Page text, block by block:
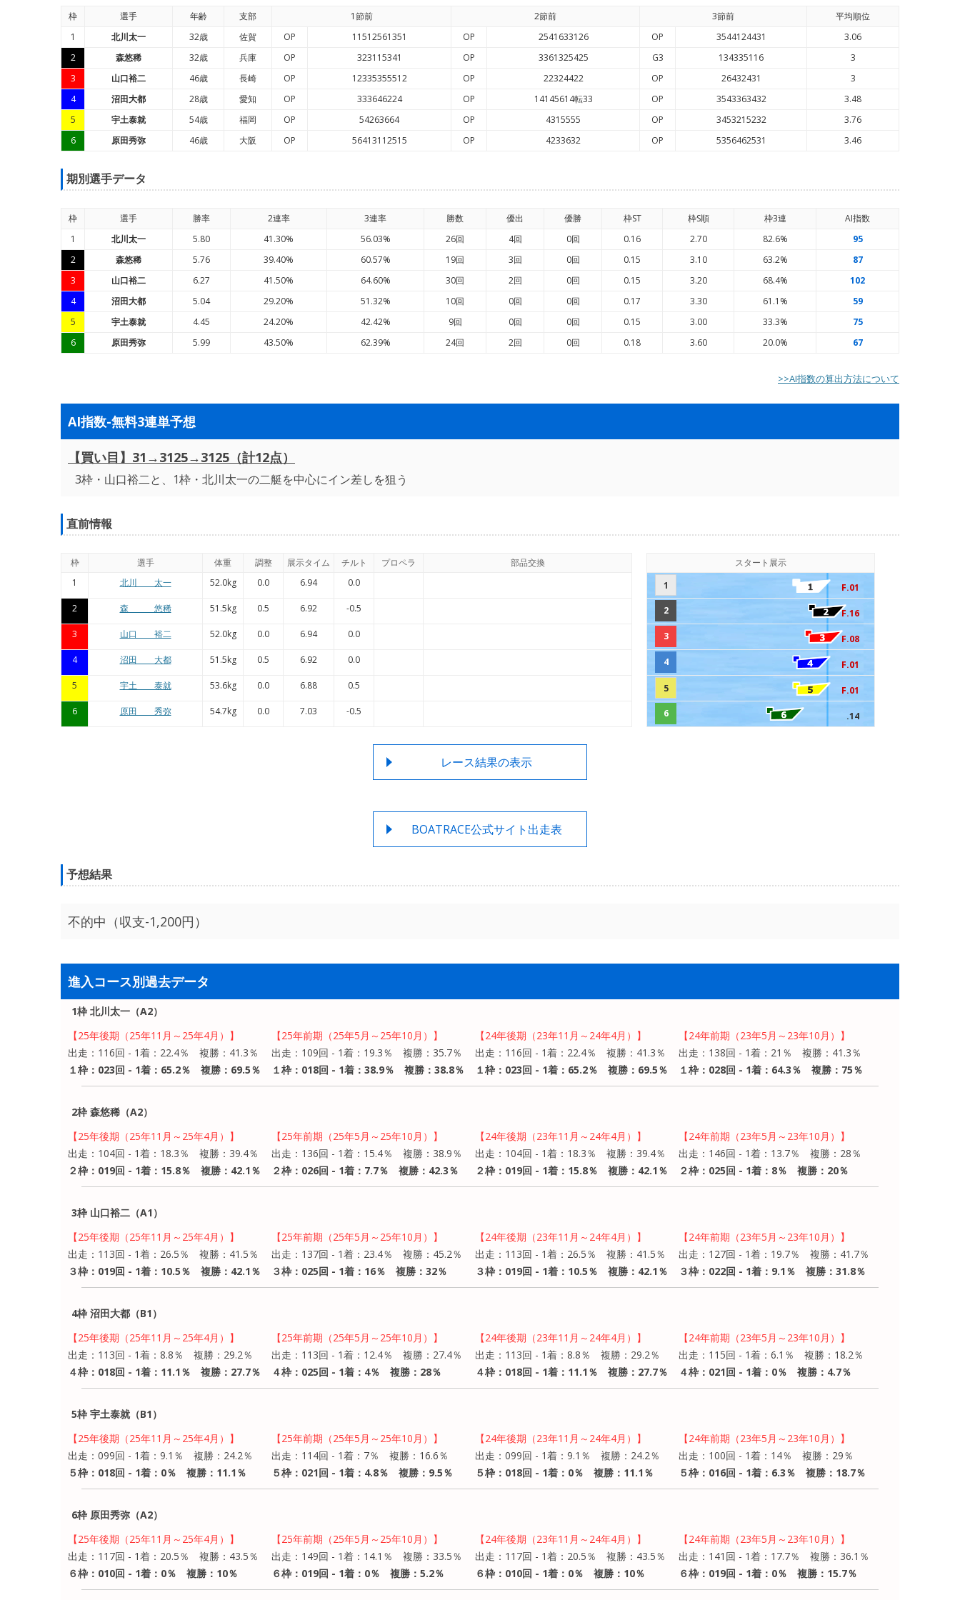
枠 選手 年齢 支部 1節前 2節前 3節前 平均順位
1
北川太一 32歳 佐賀 OP 11512561351 OP 2541633126 OP 3544124431
3.06
2
森悠稀 32歳 兵庫 OP 323115341 OP 3361325425 G3 134335116
3
3
山口裕二 46歳 長崎 OP 12335355512 OP 22324422 OP 26432431
3
4
沼田大都 28歳 愛知 OP 333646224 OP 14145614転33 OP 3543363432
3.48
5
宇土泰就 54歳 福岡 OP 54263664 OP 4315555 OP 3453215232
3.76
6
原田秀弥 46歳 大阪 OP 56413112515 OP 4233632 OP 5356462531 3.46
期別選手データ
枠 選手 勝率 2連率 3連率 勝数 優出 優勝 枠ST 枠S順 枠3連 AI指数
1
北川太一 5.80 41.30% 56.03% 26回 4回 0回 0.16 2.70 82.6%
95
2
森悠稀 5.76 39.40% 60.57% 19回 3回 0回 0.15 3.10 63.2%
87
3
山口裕二 6.27 41.50% 64.60% 30回 2回 0回 0.15 3.20 68.4%
102
4
沼田大都 5.04 29.20% 51.32% 10回 0回 0回 0.17 3.30 61.1%
59
5
宇土泰就 4.45 24.20% 42.42% 9回 0回 0回 0.15 3.00 33.3%
75
6
原田秀弥 5.99 43.50% 62.39% 24回 2回 0回 0.18 3.60 20.0% 67
>>AI指数の算出方法について
AI指数-無料3連単予想
【買い目】31→3125→3125（計12点）
3枠・山口裕二と、1枠・北川太一の二艇を中心にイン差しを狙う
直前情報
枠 選手 体重 調整 展示タイム チルト プロペラ
部品交換
1
北川 太一 52.0kg 0.0 6.94 0.0
2 森 悠稀 51.5kg 0.5 6.92 -0.5
3 山口 裕二 52.0kg 0.0 6.94 0.0
4 沼田 大都 51.5kg 0.5 6.92 0.0
5 宇土 泰就 53.6kg 0.0 6.88 0.5
6 原田 秀弥 54.7kg 0.0 7.03 -0.5
スタート展示
1
F.01
2
F.16
3
F.08
4
F.01
5
F.01
6
.14
レース結果の表示
BOATRACE公式サイト出走表
予想結果
不的中（収支-1,200円）
進入コース別過去データ
1枠 北川太一（A2）
【25年後期（25年11月～25年4月）】
出走：116回 - 1着：22.4％ 複勝：41.3％
１枠：023回 - 1着：65.2％ 複勝：69.5％
【25年前期（25年5月～25年10月）】
出走：109回 - 1着：19.3％ 複勝：35.7％
１枠：018回 - 1着：38.9％ 複勝：38.8％
【24年後期（23年11月～24年4月）】
出走：116回 - 1着：22.4％ 複勝：41.3％
１枠：023回 - 1着：65.2％ 複勝：69.5％
【24年前期（23年5月～23年10月）】
出走：138回 - 1着：21％ 複勝：41.3％
１枠：028回 - 1着：64.3％ 複勝：75％
2枠 森悠稀（A2）
【25年後期（25年11月～25年4月）】
出走：104回 - 1着：18.3％ 複勝：39.4％
２枠：019回 - 1着：15.8％ 複勝：42.1％
【25年前期（25年5月～25年10月）】
出走：136回 - 1着：15.4％ 複勝：38.9％
２枠：026回 - 1着：7.7％ 複勝：42.3％
【24年後期（23年11月～24年4月）】
出走：104回 - 1着：18.3％ 複勝：39.4％
２枠：019回 - 1着：15.8％ 複勝：42.1％
【24年前期（23年5月～23年10月）】
出走：146回 - 1着：13.7％ 複勝：28％
２枠：025回 - 1着：8％ 複勝：20％
3枠 山口裕二（A1）
【25年後期（25年11月～25年4月）】
出走：113回 - 1着：26.5％ 複勝：41.5％
３枠：019回 - 1着：10.5％ 複勝：42.1％
【25年前期（25年5月～25年10月）】
出走：137回 - 1着：23.4％ 複勝：45.2％
３枠：025回 - 1着：16％ 複勝：32％
【24年後期（23年11月～24年4月）】
出走：113回 - 1着：26.5％ 複勝：41.5％
３枠：019回 - 1着：10.5％ 複勝：42.1％
【24年前期（23年5月～23年10月）】
出走：127回 - 1着：19.7％ 複勝：41.7％
３枠：022回 - 1着：9.1％ 複勝：31.8％
4枠 沼田大都（B1）
【25年後期（25年11月～25年4月）】
出走：113回 - 1着：8.8％ 複勝：29.2％
４枠：018回 - 1着：11.1％ 複勝：27.7％
【25年前期（25年5月～25年10月）】
出走：113回 - 1着：12.4％ 複勝：27.4％
４枠：025回 - 1着：4％ 複勝：28％
【24年後期（23年11月～24年4月）】
出走：113回 - 1着：8.8％ 複勝：29.2％
４枠：018回 - 1着：11.1％ 複勝：27.7％
【24年前期（23年5月～23年10月）】
出走：115回 - 1着：6.1％ 複勝：18.2％
４枠：021回 - 1着：0％ 複勝：4.7％
5枠 宇土泰就（B1）
【25年後期（25年11月～25年4月）】
出走：099回 - 1着：9.1％ 複勝：24.2％
５枠：018回 - 1着：0％ 複勝：11.1％
【25年前期（25年5月～25年10月）】
出走：114回 - 1着：7％ 複勝：16.6％
５枠：021回 - 1着：4.8％ 複勝：9.5％
【24年後期（23年11月～24年4月）】
出走：099回 - 1着：9.1％ 複勝：24.2％
５枠：018回 - 1着：0％ 複勝：11.1％
【24年前期（23年5月～23年10月）】
出走：100回 - 1着：14％ 複勝：29％
５枠：016回 - 1着：6.3％ 複勝：18.7％
6枠 原田秀弥（A2）
【25年後期（25年11月～25年4月）】
出走：117回 - 1着：20.5％ 複勝：43.5％
６枠：010回 - 1着：0％ 複勝：10％
【25年前期（25年5月～25年10月）】
出走：149回 - 1着：14.1％ 複勝：33.5％
６枠：019回 - 1着：0％ 複勝：5.2％
【24年後期（23年11月～24年4月）】
出走：117回 - 1着：20.5％ 複勝：43.5％
６枠：010回 - 1着：0％ 複勝：10％
【24年前期（23年5月～23年10月）】
出走：141回 - 1着：17.7％ 複勝：36.1％
６枠：019回 - 1着：0％ 複勝：15.7％